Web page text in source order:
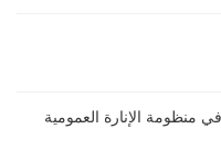
منظومة الإنارة العمومية